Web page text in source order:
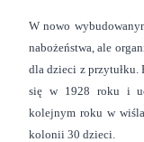
W nowo
nabożeństwa, ale
dla dzieci z przytułku.
się w 1928 roku i
kolejnym roku w
kolonii 30 dzieci.